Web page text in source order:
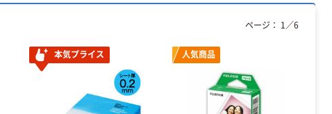
本気プライス 人気商品
ページ： 1 ／6